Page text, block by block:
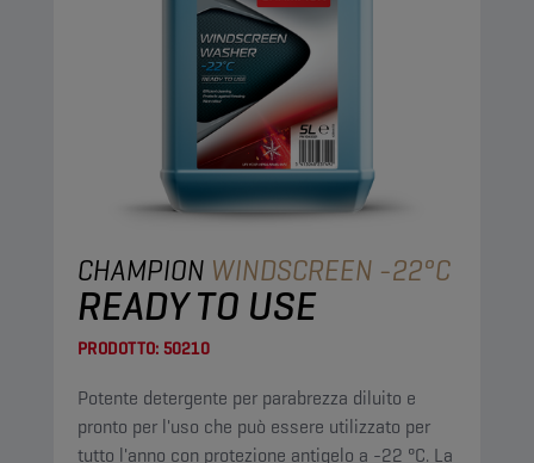
CHAMPION WINDSCREEN -22°C
READY TO USE
PRODOTTO: 50210
Potente detergente per parabrezza diluito e
pronto per l'uso che può essere utilizzato per
tutto l'anno con protezione antigelo a -22 °C. La